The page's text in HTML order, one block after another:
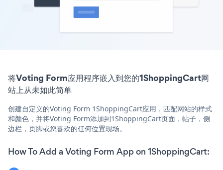
将Voting Form应用程序嵌入到您的1ShoppingCart网
站上从未如此简单
创建自定义的Voting Form 1ShoppingCart应用，匹配网站的样式
和颜色，并将Voting Form添加到1ShoppingCart页面，帖子，侧
边栏，页脚或您喜欢的任何位置现场。
How To Add a Voting Form App on 1ShoppingCart: